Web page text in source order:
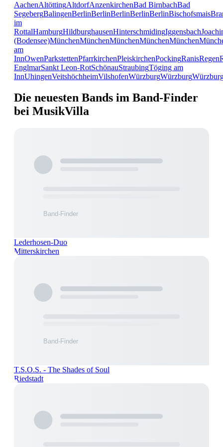
AachenAltöttingAltdorfAnzenkirchenBad BirnbachBad
SegebergBalingenBerlinBerlinBerlinBerlinBerlinBischofsmais
im
RottalHamburgHildburghausenHinterschmidingIggensbach
(Bodensee)MünchenMünchenMünchenMünchenMünchen
am
InnOwenParkstettenPfarrkirchenPleiskirchenPockingRanisRegen
EnglmarSankt Leon-RotSchönauStraubingTöging am
InnUhingenVeitshöchheimVilshofenWürzburgWürzburg
Die neuesten Bands im Band-Finder
bei MusikVilla
Lederhosen-Duo
Mitterskirchen
T.S.O.S. - The Shades of Soul
Riedstadt